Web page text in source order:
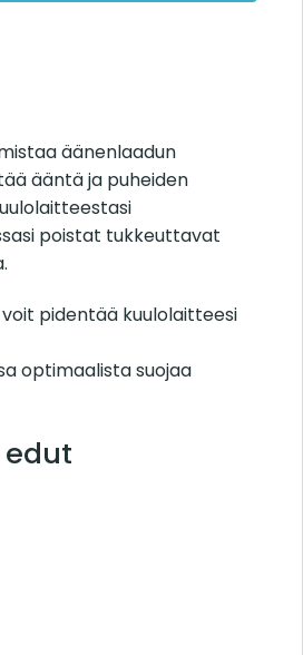
äänenlaadun
ääntä ja puheiden
poistat tukkeuttavat
pidentää kuulolaitteesi
optimaalista suojaa